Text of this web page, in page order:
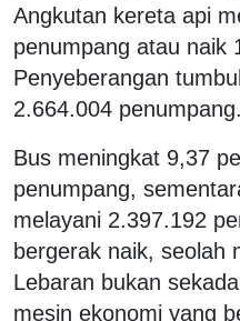
Angkutan kereta api
penumpang atau naik
Penyeberangan
2.664.004 penumpang.
Bus meningkat 9,37
penumpang,
melayani 2.397.192
bergerak naik, seolah
Lebaran bukan
mesin ekonomi yang